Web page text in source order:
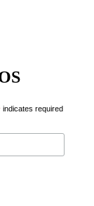
indicates required